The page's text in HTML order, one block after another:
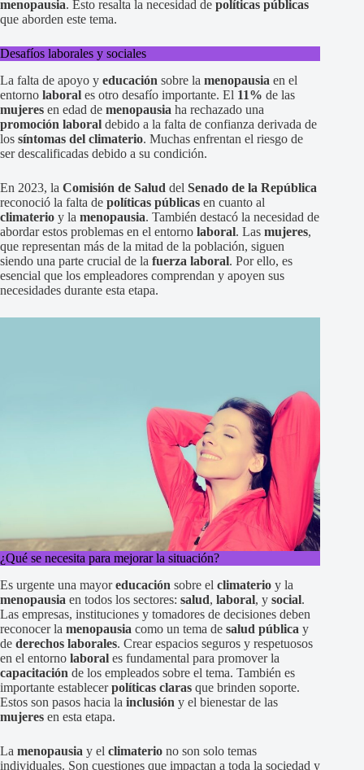
menopausia. Esto resalta la necesidad de políticas públicas
que aborden este tema.
Desafíos laborales y sociales
La falta de apoyo y educación sobre la menopausia en el
entorno laboral es otro desafío importante. El 11% de las
mujeres en edad de menopausia ha rechazado una
promoción laboral debido a la falta de confianza derivada de
los síntomas del climaterio. Muchas enfrentan el riesgo de
ser descalificadas debido a su condición.
En 2023, la Comisión de Salud del Senado de la República
reconoció la falta de políticas públicas en cuanto al
climaterio y la menopausia. También destacó la necesidad de
abordar estos problemas en el entorno laboral. Las mujeres,
que representan más de la mitad de la población, siguen
siendo una parte crucial de la fuerza laboral. Por ello, es
esencial que los empleadores comprendan y apoyen sus
necesidades durante esta etapa.
¿Qué se necesita para mejorar la situación?
Es urgente una mayoreducación sobre el climaterio y la
menopausia en todos los sectores: salud, laboral, y social.
Las empresas, instituciones y tomadores de decisiones deben
reconocer la menopausia como un tema de salud pública y
de derechos laborales. Crear espacios seguros y respetuosos
en el entorno laboral es fundamental para promover la
capacitación de los empleados sobre el tema. También es
importante establecerpolíticas claras que brinden soporte.
Estos son pasos hacia la inclusión y el bienestar de las
mujeres en esta etapa.
La menopausia y el climaterio no son solo temas
individuales. Son cuestiones que impactan a toda la sociedad y